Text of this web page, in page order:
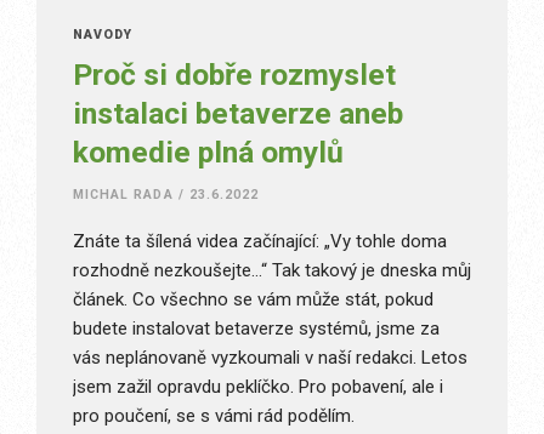
NÁVODY
Proč si dobře rozmyslet
instalaci betaverze aneb
komedie plná omylů
MICHAL RADA / 23.6.2022
Znáte ta šílená videa začínající: „Vy tohle doma
rozhodně nezkoušejte…“ Tak takový je dneska můj
článek. Co všechno se vám může stát, pokud
budete instalovat betaverze systémů, jsme za
vás neplánovaně vyzkoumali v naší redakci. Letos
jsem zažil opravdu peklíčko. Pro pobavení, ale i
pro poučení, se s vámi rád podělím.